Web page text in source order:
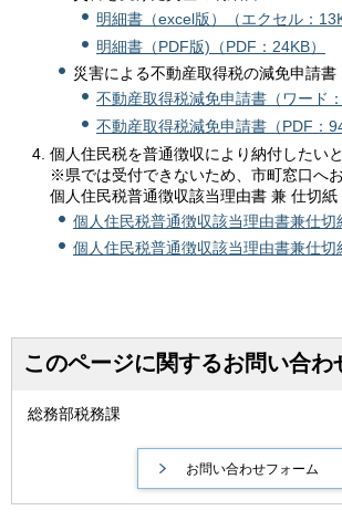
明細書（excel版）（エクセル：
明細書（PDF版)（PDF：24KB）
災害による不動産取得税の減免申請書
不動産取得税減免申請書（ワード：
不動産取得税減免申請書（PDF：
個人住民税を普通徴収により納付したい
※県では受付できないため、市町窓口へ
個人住民税普通徴収該当理由書 兼 仕切紙
個人住民税普通徴収該当理由書兼仕切
個人住民税普通徴収該当理由書兼仕切
このページに関するお問い合わ
総務部税務課